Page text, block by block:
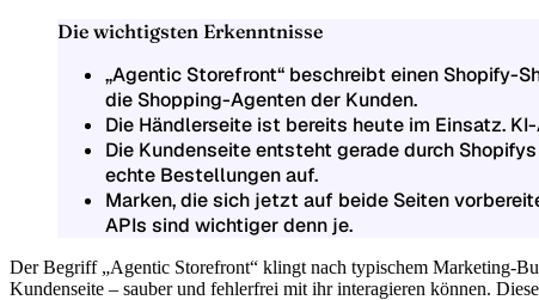
Die wichtigsten Erkenntnisse
„Agentic Storefront“ beschreibt einen Shopify-
die Shopping-Agenten der Kunden.
Die Händlerseite ist bereits heute im Einsatz.
Die Kundenseite entsteht gerade durch
echte Bestellungen auf.
Marken, die sich jetzt auf beide Seiten
APIs sind wichtiger denn je.
Der Begriff „Agentic Storefront“ klingt nach typischem Marketing-
Kundenseite – sauber und fehlerfrei mit ihr interagieren können.